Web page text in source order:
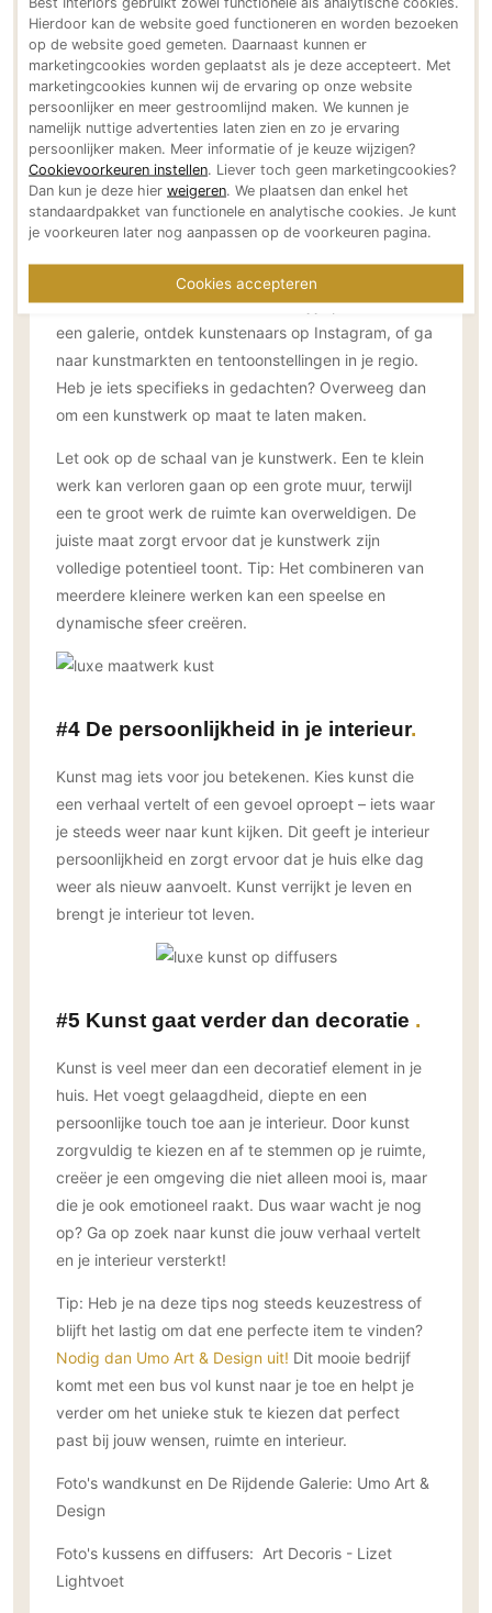
#3 Uitzoeken maar
maar soms tijdrovende zoektocht. Er zijn veel
manieren om kunst te vinden die bij je past: bezoek
een galerie, ontdek kunstenaars op Instagram, of ga
naar kunstmarkten en tentoonstellingen in je regio.
Heb je iets specifieks in gedachten? Overweeg dan
om een kunstwerk op maat te laten maken.
Let ook op de schaal van je kunstwerk. Een te klein
werk kan verloren gaan op een grote muur, terwijl
een te groot werk de ruimte kan overweldigen. De
juiste maat zorgt ervoor dat je kunstwerk zijn
volledige potentieel toont. Tip: Het combineren van
meerdere kleinere werken kan een speelse en
dynamische sfeer creëren.
#4 De persoonlijkheid in je interieur
Kunst mag iets voor jou betekenen. Kies kunst die
een verhaal vertelt of een gevoel oproept – iets waar
je steeds weer naar kunt kijken. Dit geeft je interieur
persoonlijkheid en zorgt ervoor dat je huis elke dag
weer als nieuw aanvoelt. Kunst verrijkt je leven en
brengt je interieur tot leven.
#5 Kunst gaat verder dan decoratie
Kunst is veel meer dan een decoratief element in je
huis. Het voegt gelaagdheid, diepte en een
persoonlijke touch toe aan je interieur. Door kunst
zorgvuldig te kiezen en af te stemmen op je ruimte,
creëer je een omgeving die niet alleen mooi is, maar
die je ook emotioneel raakt. Dus waar wacht je nog
op? Ga op zoek naar kunst die jouw verhaal vertelt
en je interieur versterkt!
Tip: Heb je na deze tips nog steeds keuzestress of
blijft het lastig om dat ene perfecte item te vinden?
Nodig dan Umo Art & Design uit! Dit mooie bedrijf
komt met een bus vol kunst naar je toe en helpt je
verder om het unieke stuk te kiezen dat perfect
past bij jouw wensen, ruimte en interieur.
Foto's wandkunst en De Rijdende Galerie: Umo Art &
Design
Foto's kussens en diffusers: Art Decoris - Lizet
Lightvoet
Hierdoor kan de website goed functioneren en worden bezoeken
op de website goed gemeten. Daarnaast kunnen er
marketingcookies worden geplaatst als je deze accepteert. Met
marketingcookies kunnen wij de ervaring op onze website
persoonlijker en meer gestroomlijnd maken. We kunnen je
namelijk nuttige advertenties laten zien en zo je ervaring
persoonlijker maken. Meer informatie of je keuze wijzigen?
Cookievoorkeuren instellen. Liever toch geen marketingcookies?
Dan kun je deze hier weigeren. We plaatsen dan enkel het
standaardpakket van functionele en analytische cookies. Je kunt
je voorkeuren later nog aanpassen op de voorkeuren pagina.
Cookies accepteren